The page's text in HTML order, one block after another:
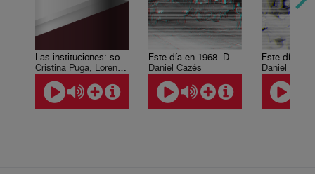
Las instituciones: sociales, políticas, jurídicas
Cristina Puga, Lorenzo Córdova
Este día en 1968. Del 3 al 9 de septiembre
Daniel Cazés
Daniel Cazés